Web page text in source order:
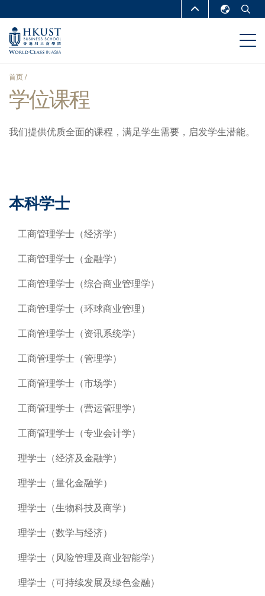
到
主
MORE ABOUT HKUST
UNIVERSITY NEWS
DEPARTMENTS A-Z
LIFE@HKUST
MAP & DIRECTIONS
FACULTY PROFILES ABOUT HKUST
面
包
首页
学位课程
我们提供优质全面的课程，满足学生需要，启发学生潜能。
本科学士
工商管理学士（经济学）
工商管理学士（金融学）
工商管理学士（综合商业管理学）
工商管理学士（环球商业管理）
工商管理学士（资讯系统学）
工商管理学士（管理学）
工商管理学士（市场学）
工商管理学士（营运管理学）
工商管理学士（专业会计学）
理学士（经济及金融学）
理学士（量化金融学）
理学士（生物科技及商学）
理学士（数学与经济）
理学士（风险管理及商业智能学）
理学士（可持续发展及绿色金融）